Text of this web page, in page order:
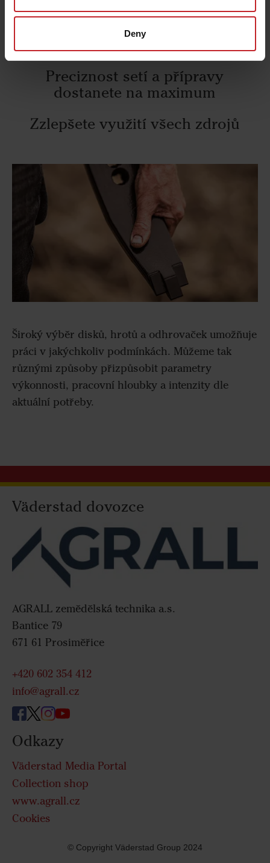
Deny
Optimalizujte práci podle
charakteristiky pole
Preciznost setí a přípravy
dostanete na maximum
Zzlepšete využití všech zdrojů
Široký výběr disků, hrotů a odhrovaček umožňuje
práci v jakýchkoliv podmínkách. Můžeme tak
různými způsoby přizpůsobit parametry
výkonnosti, pracovní hloubky a intenzity dle
aktuální potřeby.
Väderstad dovozce
AGRALL zemědělská technika a.s.
Bantice 79
671 61 Prosiměřice
+420 602 354 412
info@agrall.cz
Odkazy
Väderstad Media Portal
Collection shop
www.agrall.cz
Cookies
© Copyright Väderstad Group 2024